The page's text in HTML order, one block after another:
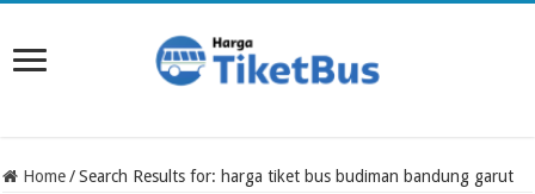
Home / Search Results for: harga tiket bus budiman bandung garut